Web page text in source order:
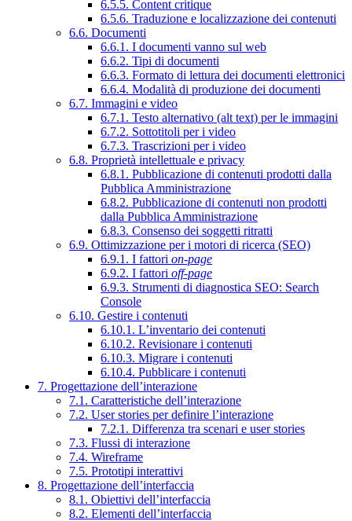
6.5.5. Content critique
6.5.6. Traduzione e localizzazione dei contenuti
6.6. Documenti
6.6.1. I documenti vanno sul web
6.6.2. Tipi di documenti
6.6.3. Formato di lettura dei documenti elettronici
6.6.4. Modalità di produzione dei documenti
6.7. Immagini e video
6.7.1. Testo alternativo (alt text) per le immagini
6.7.2. Sottotitoli per i video
6.7.3. Trascrizioni per i video
6.8. Proprietà intellettuale e privacy
6.8.1. Pubblicazione di contenuti prodotti dalla
Pubblica Amministrazione
6.8.2. Pubblicazione di contenuti non prodotti
dalla Pubblica Amministrazione
6.8.3. Consenso dei soggetti ritratti
6.9. Ottimizzazione per i motori di ricerca (SEO)
6.9.1. I fattori on-page
6.9.2. I fattori off-page
6.9.3. Strumenti di diagnostica SEO: Search
Console
6.10. Gestire i contenuti
6.10.1. L’inventario dei contenuti
6.10.2. Revisionare i contenuti
6.10.3. Migrare i contenuti
6.10.4. Pubblicare i contenuti
7. Progettazione dell’interazione
7.1. Caratteristiche dell’interazione
7.2. User stories per definire l’interazione
7.2.1. Differenza tra scenari e user stories
7.3. Flussi di interazione
7.4. Wireframe
7.5. Prototipi interattivi
8. Progettazione dell’interfaccia
8.1. Obiettivi dell’interfaccia
8.2. Elementi dell’interfaccia